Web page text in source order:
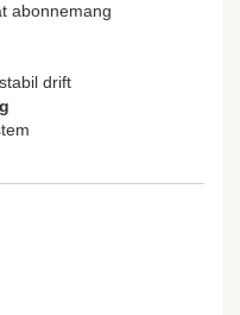
abonnemang
drift